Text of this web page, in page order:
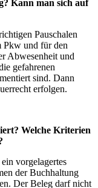
Kann man sich auf
Pauschalen
Pkw und für den
Abwesenheit und
gefahrenen
sind. Dann
erfolgen.
Welche Kriterien
vorgelagertes
der Buchhaltung
Der Beleg darf nicht